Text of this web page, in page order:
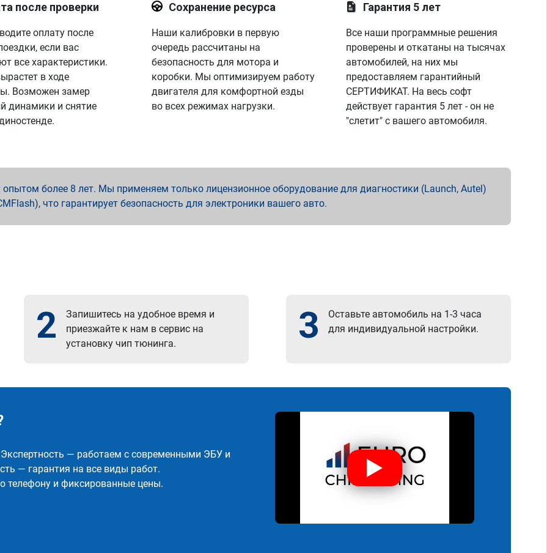
после проверки
оплату после
если вас
все характеристики.
в ходе
Возможен замер
динамики и снятие
Сохранение ресурса
Наши калибровки в первую
очередь рассчитаны на
безопасность для мотора и
коробки. Мы оптимизируем работу
двигателя для комфортной езды
во всех режимах нагрузки.
Гарантия 5 лет
Все наши программные решения
проверены и откатаны на тысячах
автомобилей, на них мы
предоставляем гарантийный
СЕРТИФИКАТ. На весь софт
действует гарантия 5 лет - он не
"слетит" с вашего автомобиля.
более 8 лет. Мы применяем только лицензионное оборудование для диагностики (Launch, Autel)
что гарантирует безопасность для электроники вашего авто.
2
Запишитесь на удобное время и
приезжайте к нам в сервис на
установку чип тюнинга.
3
Оставьте автомобиль на 1-3 часа
для индивидуальной настройки.
— работаем с современными ЭБУ и
— гарантия на все виды работ.
телефону и фиксированные цены.